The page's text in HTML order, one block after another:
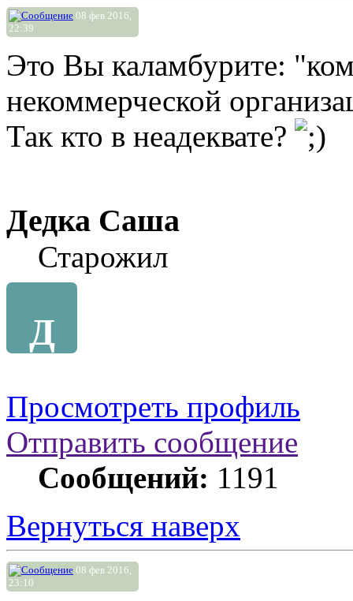
08 фев 2016,
22:39
Это Вы каламбурите:
некоммерческой
Так кто в неадеквате?
Дедка Саша
Старожил
Д
Просмотреть профиль
Отправить сообщение
Сообщений: 1191
Вернуться наверх
08 фев 2016,
23:10